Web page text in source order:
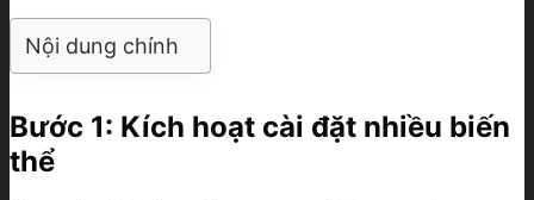
Nội dung chính
Bước 1: Kích hoạt cài đặt nhiều biến
thể